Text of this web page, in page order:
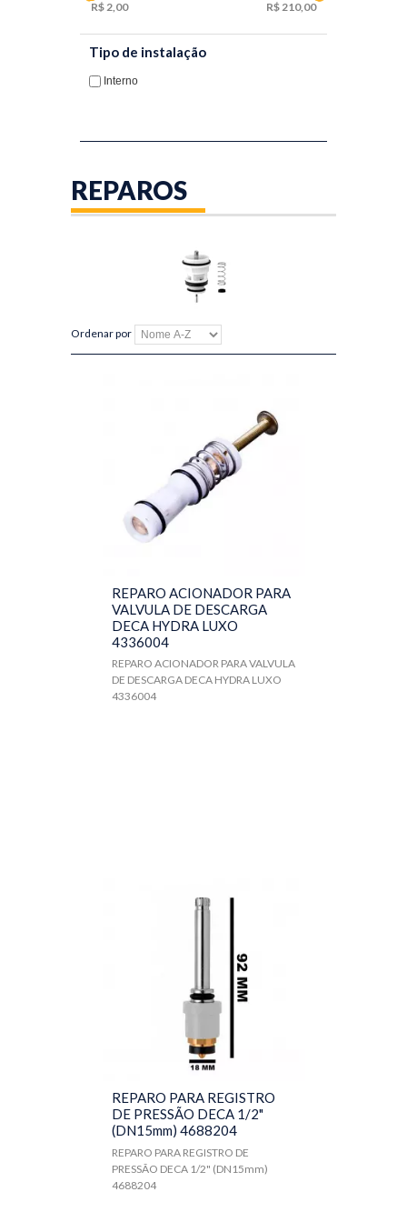
2,00 210,00
Tipo de instalação
Interno
REPAROS
Ordenar por
REPARO ACIONADOR PARA
VALVULA DE DESCARGA
DECA HYDRA LUXO
4336004
REPARO ACIONADOR PARA VALVULA
DE DESCARGA DECA HYDRA LUXO
4336004
REPARO PARA REGISTRO
DE PRESSÃO DECA 1/2"
(DN15mm) 4688204
REPARO PARA REGISTRO DE
PRESSÃO DECA 1/2" (DN15mm)
4688204